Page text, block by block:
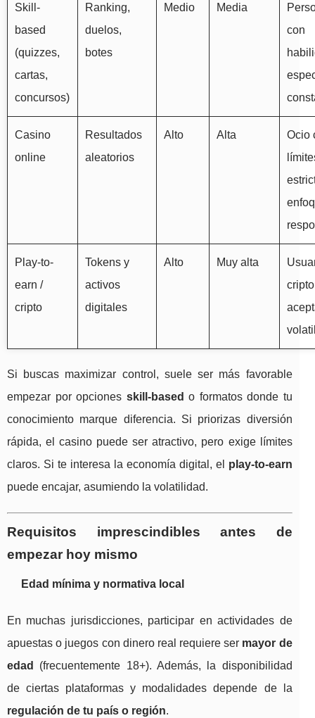
Skill-
based
(quizzes,
cartas,
concursos)
Ranking,
duelos,
botes
Medio Media
con
Casino
online
Resultados
aleatorios
Alto Alta
Ocio
Play-to-
earn /
cripto
Tokens y
activos
digitales
Alto Muy alta
Si buscas maximizar control, suele ser más favorable
empezar por opciones skill-based o formatos donde tu
conocimiento marque diferencia. Si priorizas diversión
rápida, el casino puede ser atractivo, pero exige límites
claros. Si te interesa la economía digital, el play-to-earn
puede encajar, asumiendo la volatilidad.
Requisitos imprescindibles antes de
empezar hoy mismo
Edad mínima y normativa local
En muchas jurisdicciones, participar en actividades de
apuestas o juegos con dinero real requiere ser mayor de
edad
(frecuentemente 18+). Además, la disponibilidad
de ciertas plataformas y modalidades depende de la
regulación de tu país o región.